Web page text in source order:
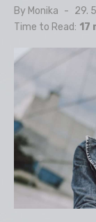
By Monika
on
29.
Time to Read: 17